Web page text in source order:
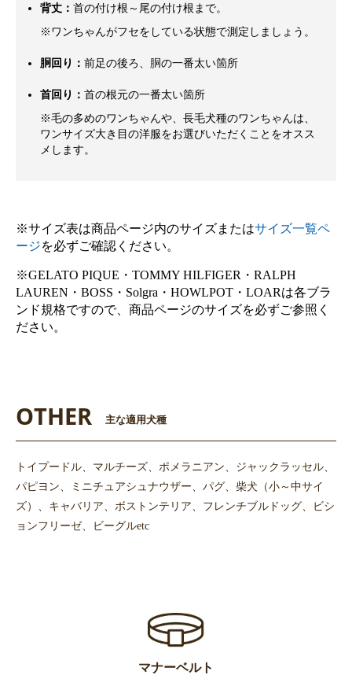
背丈： 首の付け根～尾の付け根まで。
※ワンちゃんがフセをしている状態で測定しましょう。
胴回り： 前足の後ろ、胴の一番太い箇所
首回り： 首の根元の一番太い箇所
※毛の多めのワンちゃんや、長毛犬種のワンちゃんは、
ワンサイズ大き目の洋服をお選びいただくことをオスス
メします。
※サイズ表は商品ページ内のサイズまたはサイズ一覧ペ
ージを必ずご確認ください。
※GELATO PIQUE・TOMMY HILFIGER・RALPH
LAUREN・BOSS・Solgra・HOWLPOT・LOARは各ブラ
ンド規格ですので、商品ページのサイズを必ずご参照く
ださい。
OTHER 主な適用犬種
トイプードル、マルチーズ、ポメラニアン、ジャックラッセル、
パピヨン、ミニチュアシュナウザー、パグ、柴犬（小～中サイ
ズ）、キャバリア、ボストンテリア、フレンチブルドッグ、ビシ
ョンフリーゼ、ビーグルetc
マナーベルト